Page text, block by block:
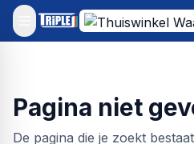
Pagina niet
De pagina die je zoekt